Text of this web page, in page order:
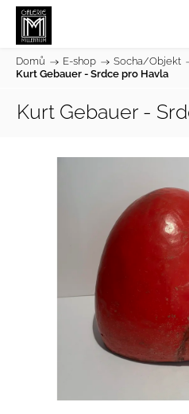
Domů / E-shop / Socha/Objekt
Kurt Gebauer - Srdce pro Havla
Kurt Gebauer -